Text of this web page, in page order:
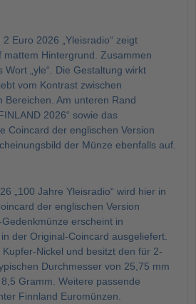
Euro 2026 „Yleisradio“ zeigt
mattem Hintergrund. Zusammen
„yle“. Die Gestaltung wirkt
vom Kontrast zwischen
Bereichen. Am unteren Rand
2026“ sowie das
Coincard der englischen Version
der Münze ebenfalls auf.
„100 Jahre Yleisradio“ wird hier in
der englischen Version
erscheint in
der Original-Coincard ausgeliefert.
Nickel und besitzt den für 2-
Durchmesser von 25,75 mm
Gramm. Weitere passende
Finnland Euromünzen.